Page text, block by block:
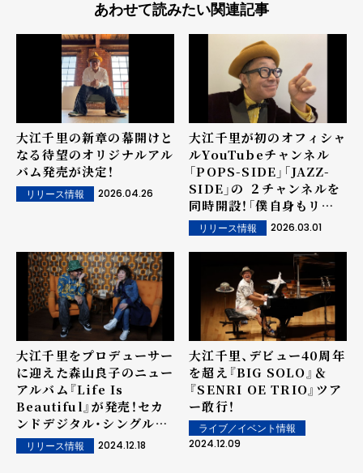
あわせて読みたい関連記事
大江千里の新章の幕開けと
なる待望のオリジナルアル
バム発売が決定！
リリース情報 2026.04.26
大江千里が初のオフィシャ
ルYouTubeチャンネル
「POPS-SIDE」「JAZZ-
SIDE」の ２チャンネルを
同時開設！「僕自身もリン
クさせたり遊びに来れる場
所になるね！」
リリース情報 2026.03.01
大江千里をプロデューサー
に迎えた森山良子のニュー
アルバム『Life Is
Beautiful』が発売！セカ
ンドデジタル・シングルの
配信もスタート！
リリース情報 2024.12.18
大江千里、デビュー40周年
を超え『BIG SOLO』＆
『SENRI OE TRIO』ツア
ー敢行！
ライブ／イベント情報
2024.12.09